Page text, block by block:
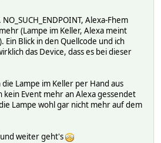
Alexa-Fhem
(Lampe im Keller, Alexa meint
Blick in den Quellcode und ich
das Device, dass es bei dieser
die Lampe im Keller per Hand aus
kein Event mehr an Alexa gessendet
Lampe wohl gar nicht mehr auf dem
weiter geht's